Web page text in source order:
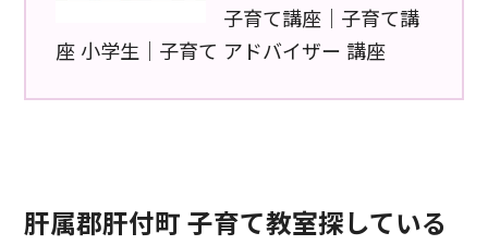
子育て講座｜子育て講
座 小学生｜子育て アドバイザー 講座
肝属郡肝付町 子育て教室探している